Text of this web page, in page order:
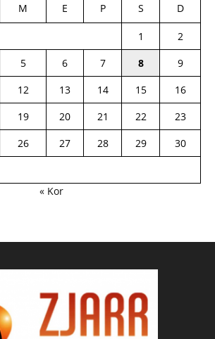
M E P S D
1
2
5 6 7 8
9
12 13 14 15
16
19 20 21 22
23
26 27 28 29
30
« Kor